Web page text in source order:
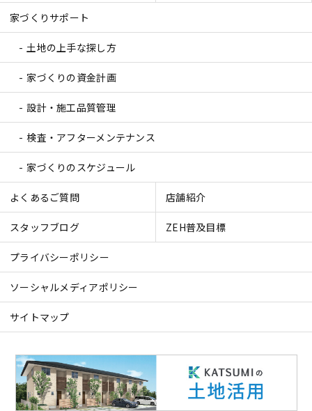
家づくりサポート
土地の上手な探し方
家づくりの資金計画
設計・施工品質管理
検査・アフターメンテナンス
家づくりのスケジュール
よくあるご質問 店舗紹介
スタッフブログ ZEH普及目標
プライバシーポリシー
ソーシャルメディアポリシー
サイトマップ